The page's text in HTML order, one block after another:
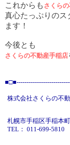
これからも さくら
真心たっぷりのス
ます！
今後とも
さくらの不動産手稲店
■□■
株式会社さくらの不
札幌市手稲区手稲本
TEL： 011-699-5810